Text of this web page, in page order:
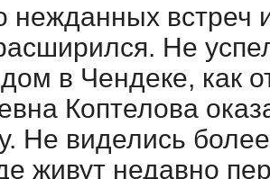
нежданных встреч
Не
в Чендеке, как
Коптелова
Не виделись
живут недавно